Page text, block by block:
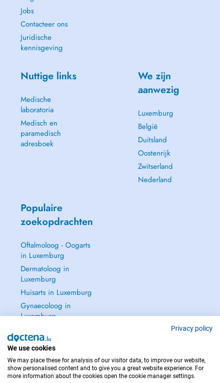
Jobs
Contacteer ons
Juridische
kennisgeving
Nuttige links
Medische
laboratoria
Medisch en
paramedisch
adresboek
We zijn
aanwezig
Luxemburg
België
Duitsland
Oostenrijk
Zwitserland
Nederland
Populaire
zoekopdrachten
Oftalmoloog - Oogarts
in Luxemburg
Dermatoloog in
Luxemburg
Huisarts in Luxemburg
Gynaecoloog in
Luxemburg
Privacy policy
We use cookies
We may place these for analysis of our visitor data, to improve our website,
show personalised content and to give you a great website experience. For
more information about the cookies open the cookie manager settings.